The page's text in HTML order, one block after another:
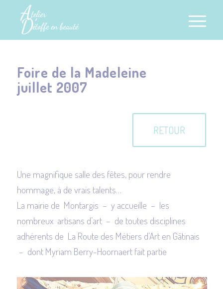
Foire de la Madeleine
juillet 2007
RETOUR
Une magnifique salle des fêtes, pour rendre
hommage, à de vrais talents…
La mairie de Montargis – y accueille – les
nombreux artisans d’art – de toutes disciplines
adhérents de La Route des Métiers d’Art en Gâtinais
– dont Myriam Berry-Hoornaert fait partie